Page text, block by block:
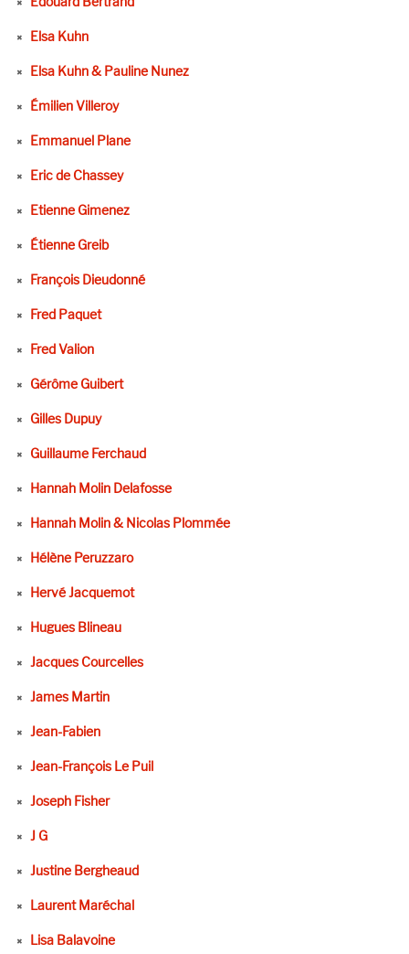
Elsa Kuhn
Elsa Kuhn & Pauline Nunez
Émilien Villeroy
Emmanuel Plane
Eric de Chassey
Etienne Gimenez
Étienne Greib
François Dieudonné
Fred Paquet
Fred Valion
Gérôme Guibert
Gilles Dupuy
Guillaume Ferchaud
Hannah Molin Delafosse
Hannah Molin & Nicolas Plommée
Hélène Peruzzaro
Hervé Jacquemot
Hugues Blineau
Jacques Courcelles
James Martin
Jean-Fabien
Jean-François Le Puil
Joseph Fisher
J G
Justine Bergheaud
Laurent Maréchal
Lisa Balavoine